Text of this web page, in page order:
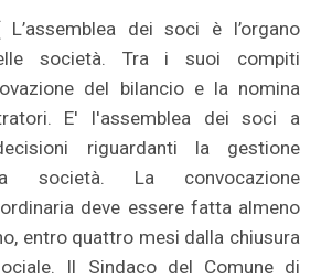
L’assemblea dei soci è l’organo
società. Tra i suoi compiti
del bilancio e la nomina
E' l'assemblea dei soci a
riguardanti la gestione
società. La convocazione
ordinaria deve essere fatta almeno
entro quattro mesi dalla chiusura
Il Sindaco del Comune di